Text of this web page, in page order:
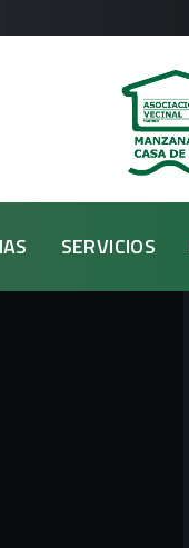
SERVICIOS